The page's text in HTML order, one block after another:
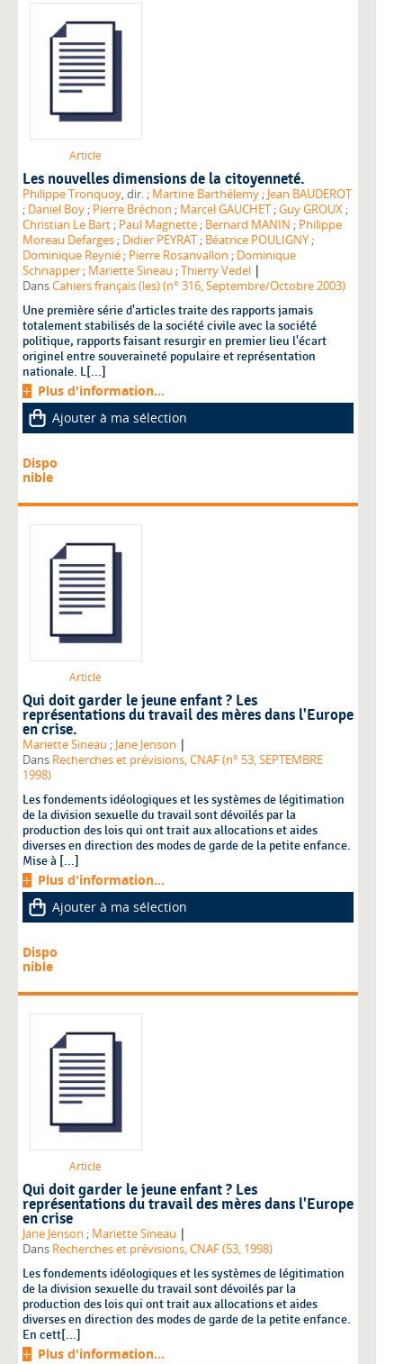
Article
Les nouvelles dimensions de la citoyenneté.
Philippe Tronquoy , dir. ; Martine Barthélemy ; Jean BAUDEROT
; Daniel Boy ; Pierre Bréchon ; Marcel GAUCHET ;Guy GROUX ;
Christian Le Bart ; Paul Magnette ; Bernard MANIN ; Philippe
Moreau Defarges ; Didier PEYRAT ; Béatrice POULIGNY ;
Dominique Reynié ; Pierre Rosanvallon ; Dominique
Schnapper ; Mariette Sineau ;Thierry Vedel |
DansCahiers français (les) (n° 316, Septembre/Octobre 2003)
Une première série d'articles traite des rapports jamais
totalement stabilisés de la société civile avec la société
politique, rapports faisant resurgir en premier lieu l'écart
originel entre souveraineté populaire et représentation
nationale. L[...]
Plus d'information...
Ajouter à ma sélection
Dispo
nible
Article
Qui doit garder le jeune enfant ? Les
représentations du travail des mères dans l'Europe
en crise.
Mariette Sineau ; Jane Jenson |
Dans Recherches et prévisions, CNAF (n° 53, SEPTEMBRE
1998)
Les fondements idéologiques et les systèmes de légitimation
de la division sexuelle du travail sont dévoilés par la
production des lois qui ont trait aux allocations et aides
diverses en direction des modes de garde de la petite enfance.
Mise à [...]
Plus d'information...
Ajouter à ma sélection
Dispo
nible
Article
Qui doit garder le jeune enfant ? Les
représentations du travail des mères dans l'Europe
en crise
Jane Jenson ; Mariette Sineau |
Dans Recherches et prévisions, CNAF (53, 1998)
Les fondements idéologiques et les systèmes de légitimation
de la division sexuelle du travail sont dévoilés par la
production des lois qui ont trait aux allocations et aides
diverses en direction des modes de garde de la petite enfance.
En cett[...]
Plus d'information...